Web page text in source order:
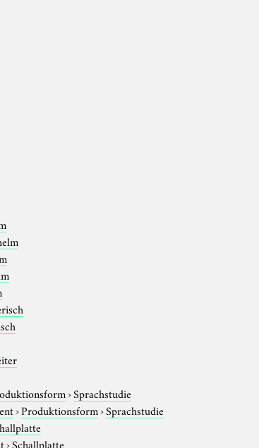
›Sprachstudie
›Produktionsform›Sprachstudie
›Schallplatte